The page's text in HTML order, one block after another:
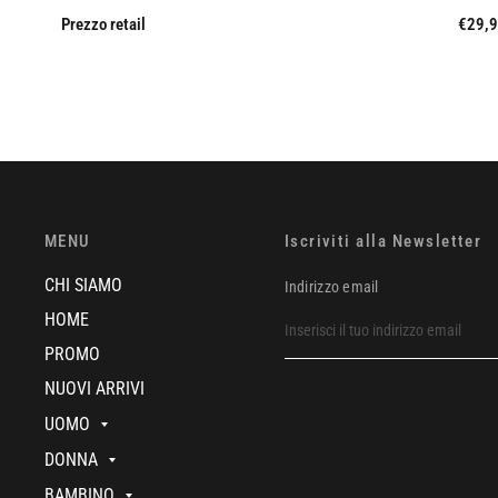
Prezzo retail
MENU
CHI SIAMO
HOME
PROMO
NUOVI ARRIVI
UOMO
DONNA
Iscriviti alla Newsletter
Indirizzo email